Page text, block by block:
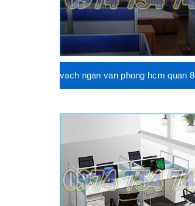
vach ngan van phong hcm quan 8